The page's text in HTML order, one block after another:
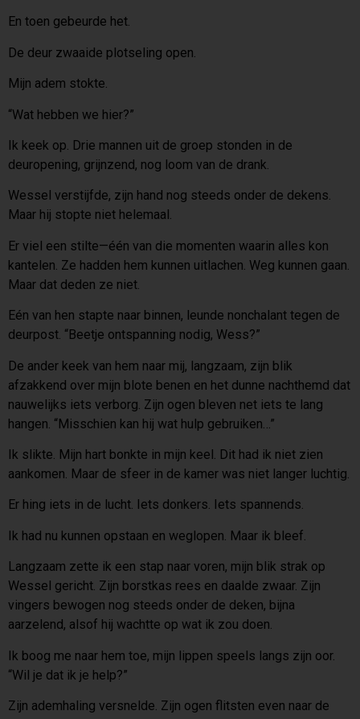
En toen gebeurde het.
De deur zwaaide plotseling open.
Mijn adem stokte.
“Wat hebben we hier?”
Ik keek op. Drie mannen uit de groep stonden in de
deuropening, grijnzend, nog loom van de drank.
Wessel verstijfde, zijn hand nog steeds onder de dekens.
Maar hij stopte niet helemaal.
Er viel een stilte—één van die momenten waarin alles kon
kantelen. Ze hadden hem kunnen uitlachen. Weg kunnen gaan.
Maar dat deden ze niet.
Eén van hen stapte naar binnen, leunde nonchalant tegen de
deurpost. “Beetje ontspanning nodig, Wess?”
De ander keek van hem naar mij, langzaam, zijn blik
afzakkend over mijn blote benen en het dunne nachthemd dat
nauwelijks iets verborg. Zijn ogen bleven net iets te lang
hangen. “Misschien kan hij wat hulp gebruiken…”
Ik slikte. Mijn hart bonkte in mijn keel. Dit had ik niet zien
aankomen. Maar de sfeer in de kamer was niet langer luchtig.
Er hing iets in de lucht. Iets donkers. Iets spannends.
Ik had nu kunnen opstaan en weglopen. Maar ik bleef.
Langzaam zette ik een stap naar voren, mijn blik strak op
Wessel gericht. Zijn borstkas rees en daalde zwaar. Zijn
vingers bewogen nog steeds onder de deken, bijna
aarzelend, alsof hij wachtte op wat ik zou doen.
Ik boog me naar hem toe, mijn lippen speels langs zijn oor.
“Wil je dat ik je help?”
Zijn ademhaling versnelde. Zijn ogen flitsten even naar de